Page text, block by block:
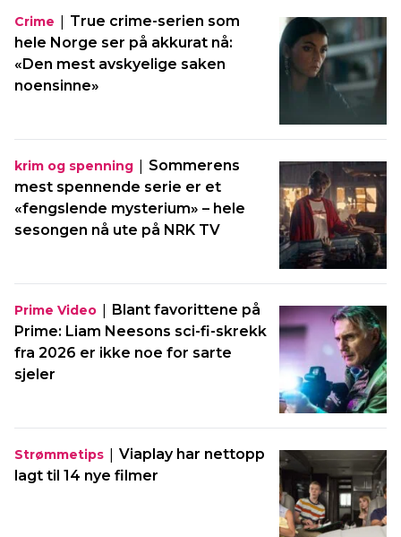
Crime | True crime-serien som
hele Norge ser på akkurat nå:
«Den mest avskyelige saken
noensinne»
krim og spenning | Sommerens
mest spennende serie er et
«fengslende mysterium» – hele
sesongen nå ute på NRK TV
Prime Video | Blant favorittene på
Prime: Liam Neesons sci-fi-skrekk
fra 2026 er ikke noe for sarte
sjeler
Strømmetips | Viaplay har nettopp
lagt til 14 nye filmer